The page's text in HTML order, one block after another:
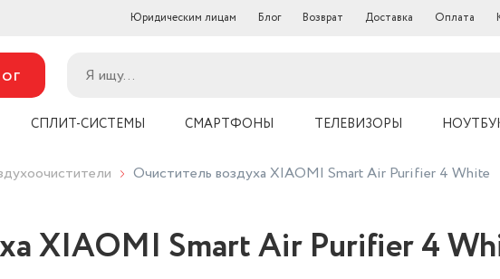
Юридическим лицам Блог Возврат Доставка Оплата
СПЛИТ-СИСТЕМЫ СМАРТФОНЫ ТЕЛЕВИЗОРЫ
Очиститель воздуха XIAOMI Smart Air Purifier 4 White
XIAOMI Smart Air Purifier 4